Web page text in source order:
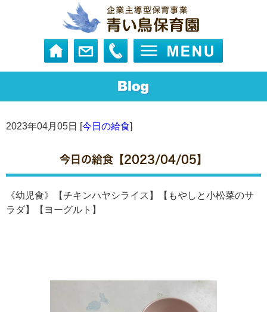
2023年04月05日 [今日の給食]
今日の給食【2023/04/05】
《幼児食》【チキンハヤシライス】【もやしと小松菜のサ
ラダ】【ヨーグルト】